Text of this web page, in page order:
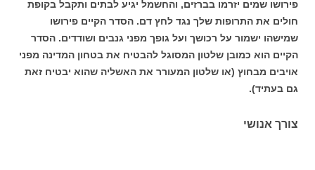
פירושו שמים יזרמו בברזים, והחשמל יגיע לבתים ותקבל בקופת
חולים את התרופות שלך נגד לחץ דם. הסדר הקיים פירושו
שמישהו ישמור על רכושך ועל גופך מפני גנבים ושודדים. הסדר
הקיים הוא כמובן שלטון המסוגל להבטיח את בטחון המדינה מפני
אויבים מבחוץ (או שלטון המעורר את האשליה שהוא יבטיח זאת
גם בעתיד).
צורך אנושי